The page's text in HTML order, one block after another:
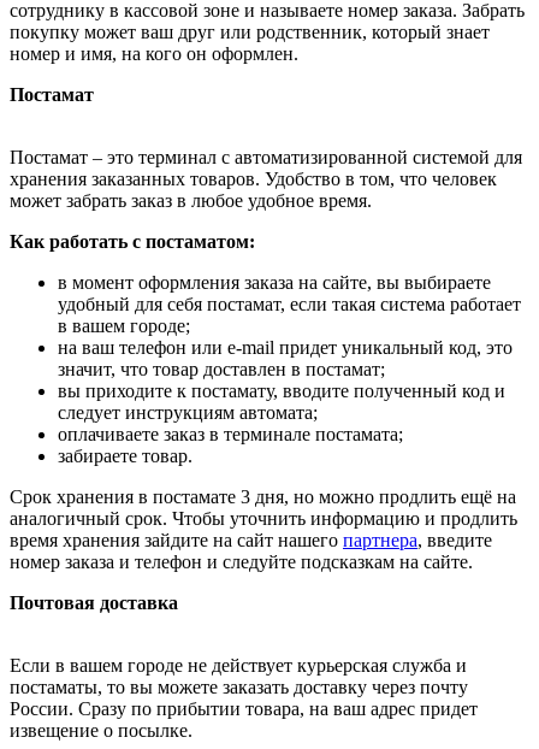
сотруднику в кассовой зоне и называете номер заказа. Забрать
покупку может ваш друг или родственник, который знает
номер и имя, на кого он оформлен.
Постамат
Постамат – это терминал с автоматизированной системой для
хранения заказанных товаров. Удобство в том, что человек
может забрать заказ в любое удобное время.
Как работать с постаматом:
в момент оформления заказа на сайте, вы выбираете
удобный для себя постамат, если такая система работает
в вашем городе;
на ваш телефон или e-mail придет уникальный код, это
значит, что товар доставлен в постамат;
вы приходите к постамату, вводите полученный код и
следует инструкциям автомата;
оплачиваете заказ в терминале постамата;
забираете товар.
Срок хранения в постамате 3 дня, но можно продлить ещё на
аналогичный срок. Чтобы уточнить информацию и продлить
время хранения зайдите на сайт нашего партнера, введите
номер заказа и телефон и следуйте подсказкам на сайте.
Почтовая доставка
Если в вашем городе не действует курьерская служба и
постаматы, то вы можете заказать доставку через почту
России. Сразу по прибытии товара, на ваш адрес придет
извещение о посылке.